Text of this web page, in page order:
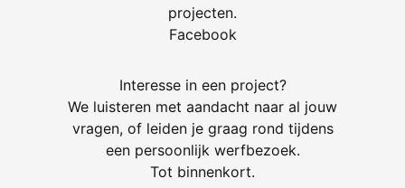
projecten.
Facebook
Interesse in een project?
We luisteren met aandacht naar al jouw
vragen, of leiden je graag rond tijdens
een persoonlijk werfbezoek.
Tot binnenkort.